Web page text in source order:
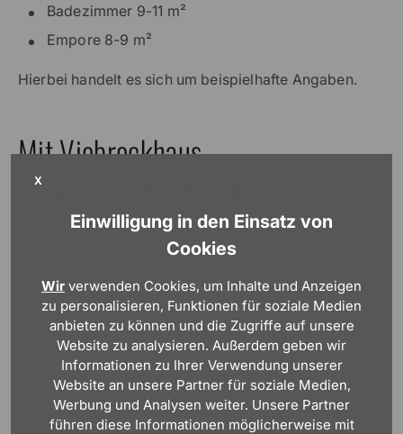
X
Einwilligung in den Einsatz von
Cookies
Wir verwenden Cookies, um Inhalte und Anzeigen
zu personalisieren, Funktionen für soziale Medien
anbieten zu können und die Zugriffe auf unsere
Website zu analysieren. Außerdem geben wir
Informationen zu Ihrer Verwendung unserer
Website an unsere Partner für soziale Medien,
Werbung und Analysen weiter. Unsere Partner
führen diese Informationen möglicherweise mit
Badezimmer 9-11 m²
Empore 8-9 m²
Hierbei handelt es sich um beispielhafte Angaben.
Mit Viebrockhaus
zukunftsorientiert bauen
Durch die Verwendung von Anbau- und Flexmodulen
können verschiedene Wohnbedürfnisse erfüllt
Wohnraumes, die Schaffung einerEinliegerwohnung
oder die Ergänzung um eine zweite abgeschlossene
Wohneinheit. Unsere Module bieten eine vorteilhafte
Grundlage zu attraktiven Konditionen und werden
beim Hausbau direkt mit gebaut, um den Grundriss im
Erdgeschoss zu erweitern.